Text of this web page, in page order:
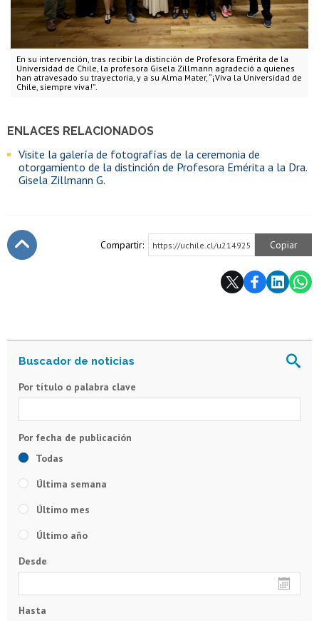
En su intervención, tras recibir la distinción de Profesora Emérita de la
Universidad de Chile, la profesora Gisela Zillmann agradeció a quienes
han atravesado su trayectoria, y a su Alma Mater, “¡Viva la Universidad de
Chile, siempre viva!”.
ENLACES RELACIONADOS
Visite la galería de fotografías de la ceremonia de
otorgamiento de la distinción de Profesora Emérita a la Dra.
Gisela Zillmann G.
Compartir: https://uchile.cl/u214925 Copiar
Por título o palabra clave
Todas
Última semana
Último mes
Último año
Desde
Hasta